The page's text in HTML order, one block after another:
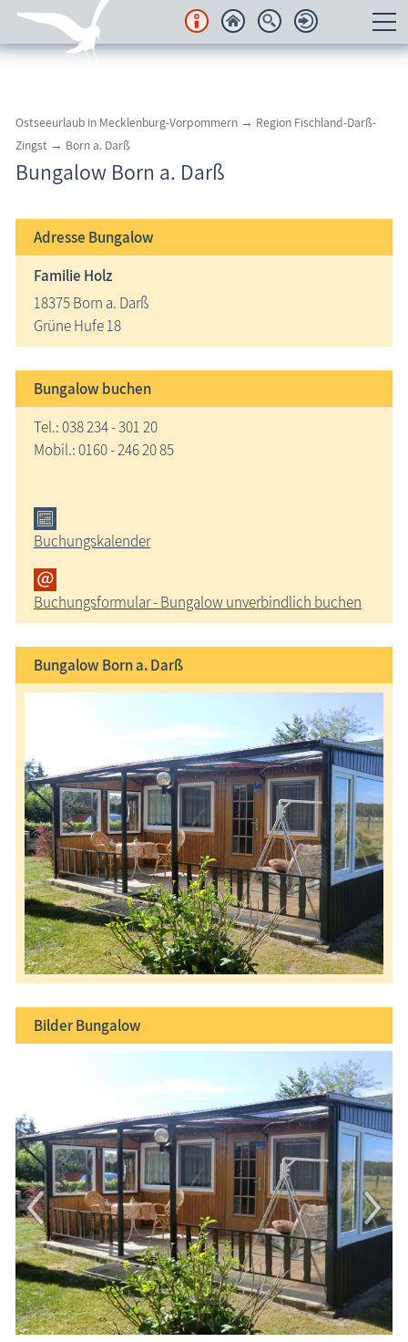
Regionales
Urlaubsorte
Freizeit
Wissenswertes
Veranstaltungen
Blog
Ostseeurlaub in Mecklenburg-Vorpommern → Region Fischland-Darß-
Zingst → Born a. Darß
Bungalow Born a. Darß
Adresse Bungalow
Familie Holz
18375 Born a. Darß
Grüne Hufe 18
Bungalow buchen
Tel.: 038 234 - 301 20
Mobil.: 0160 - 246 20 85
Buchungskalender
Buchungsformular - Bungalow unverbindlich buchen
Bungalow Born a. Darß
BilderBungalow